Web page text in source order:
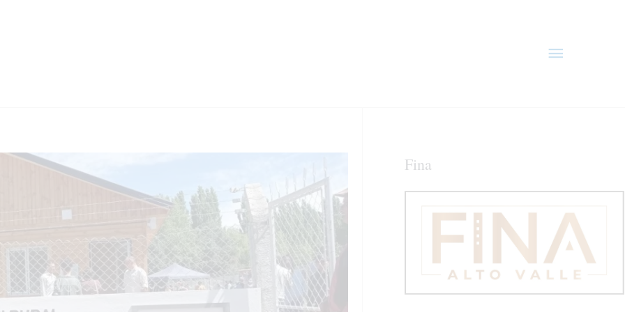
principal
Fina